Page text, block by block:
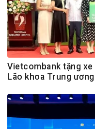
Vietcombank tặng
Lão khoa Trung ương